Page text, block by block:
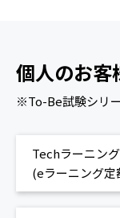
個人のお客
※To-Be試験シリ
Techラーニン
(eラーニング定